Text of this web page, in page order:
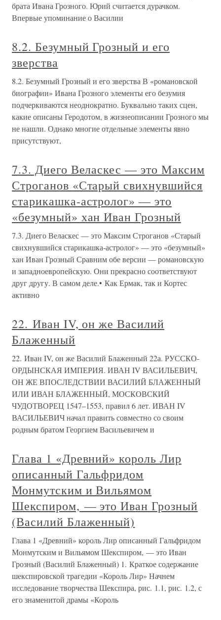
брата Ивана Грозного. Юрий считается дурачком.
Впервые упоминание о Василии
8.2. Безумный Грозный и его
зверства
8.2. Безумный Грозный и его зверства В «романовской
биографии» Ивана Грозного элементы его безумия
подчеркиваются неоднократно. Буквально таких сцен,
какие описаны Геродотом, в жизнеописании Грозного мы
не нашли. Однако многие отдельные элементы явно
присутствуют,
7.3. Диего Веласкес — это Максим
Строганов «Старый свихнувшийся
старикашка-астролог» — это
«безумный» хан Иван Грозный
7.3. Диего Веласкес — это Максим Строганов «Старый
свихнувшийся старикашка-астролог» — это «безумный»
хан Иван Грозный Сравним обе версии — романовскую
и западноевропейскую. Они прекрасно соответствуют
друг другу. В самом деле.• Как Ермак, так и Кортес
активно
22. Иван IV, он же Василий
Блаженный
22. Иван IV, он же Василий Блаженный 22а. РУССКО-
ОРДЫНСКАЯ ИМПЕРИЯ. ИВАН IV ВАСИЛЬЕВИЧ,
ОН ЖЕ ВПОСЛЕДСТВИИ ВАСИЛИЙ БЛАЖЕННЫЙ
ИЛИ ИВАН БЛАЖЕННЫЙ, МОСКОВСКИЙ
ЧУДОТВОРЕЦ 1547–1553, правил 6 лет. ИВАН IV
ВАСИЛЬЕВИЧ начал править совместно со своим
родным братом Георгием Васильевичем и
Глава 1 «Древний» король Лир
описанный Гальфридом
Монмутским и Вильямом
Шекспиром, — это Иван Грозный
(Василий Блаженный)
Глава 1 «Древний» король Лир описанный Гальфридом
Монмутским и Вильямом Шекспиром, — это Иван
Грозный (Василий Блаженный) 1. Краткое содержание
шекспировской трагедии «Король Лир» Начнем
исследование творчества Шекспира, рис. 1.1, рис. 1.2, с
его знаменитой драмы «Король